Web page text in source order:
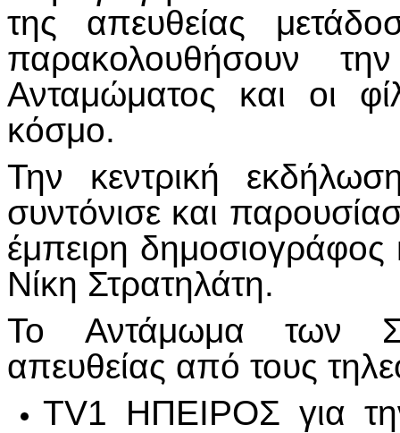
της απευθείας
παρακολουθήσουν
Ανταμώματος και οι
κόσμο.
Την κεντρική
συντόνισε και
έμπειρη
Νίκη Στρατηλάτη.
To Αντάμωμα των
απευθείας από τους
TV1 ΗΠΕΙΡΟΣ για